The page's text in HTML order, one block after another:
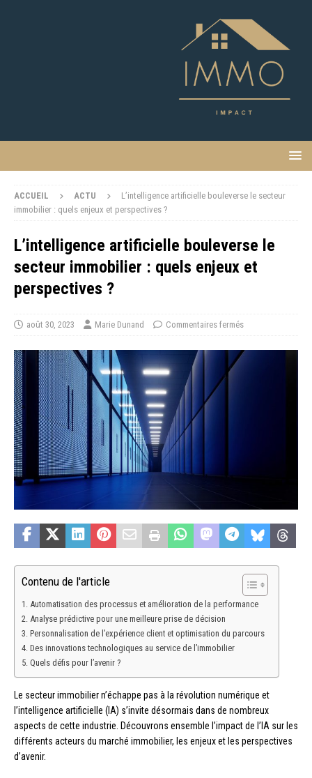
ACCUEIL ACTU
L’intelligence artificielle bouleverse le secteur
immobilier : quels enjeux et perspectives ?
L’intelligence artificielle bouleverse le
secteur immobilier : quels enjeux et
perspectives ?
août 30, 2023 Marie Dunand Commentaires fermés
Contenu de l'article
Automatisation des processus et amélioration de la performance
Analyse prédictive pour une meilleure prise de décision
Personnalisation de l’expérience client et optimisation du parcours
Des innovations technologiques au service de l’immobilier
Quels défis pour l’avenir ?
Le secteur immobilier n’échappe pas à la révolution numérique et
l’intelligence artificielle (IA) s’invite désormais dans de nombreux
aspects de cette industrie. Découvrons ensemble l’impact de l’IA sur les
différents acteurs du marché immobilier, les enjeux et les perspectives
d’avenir.